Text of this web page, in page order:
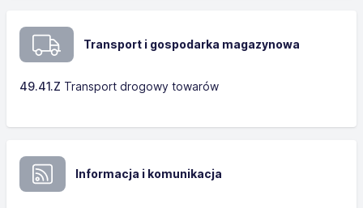
Transport i gospodarka magazynowa
49.41.Z Transport drogowy towarów
Informacja i komunikacja